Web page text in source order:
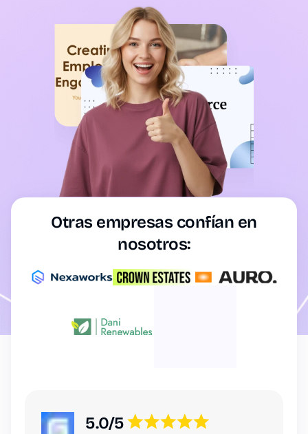
Otras empresas confían en
nosotros:
5.0/5